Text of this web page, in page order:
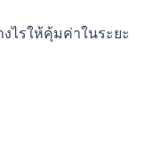
งไรให้คุ้มค่าในระยะ